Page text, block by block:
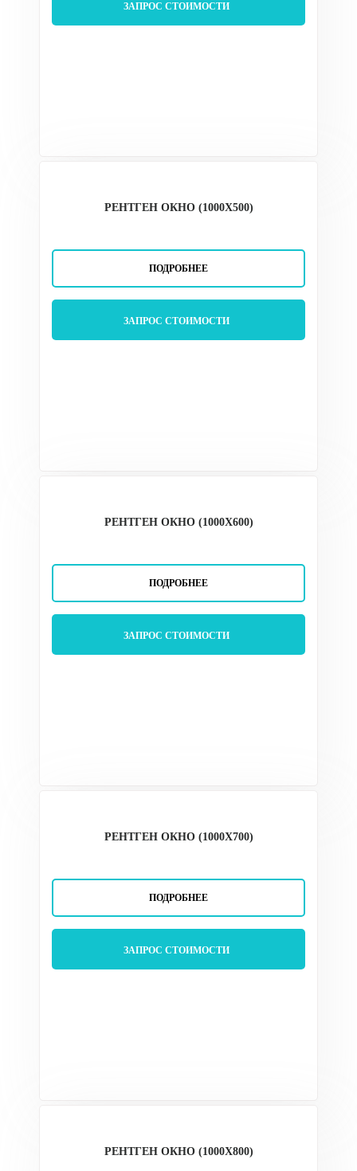
ЗАПРОС СТОИМОСТИ
РЕНТГЕН ОКНО (1000Х500)
ПОДРОБНЕЕ
ЗАПРОС СТОИМОСТИ
РЕНТГЕН ОКНО (1000Х600)
ПОДРОБНЕЕ
ЗАПРОС СТОИМОСТИ
РЕНТГЕН ОКНО (1000Х700)
ПОДРОБНЕЕ
ЗАПРОС СТОИМОСТИ
РЕНТГЕН ОКНО (1000Х800)